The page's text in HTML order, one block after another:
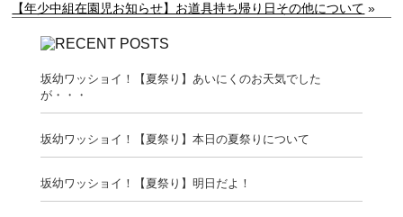
【年少中組在園児お知らせ】お道具持ち帰り日その他について »
坂幼ワッショイ！【夏祭り】あいにくのお天気でした
が・・・
坂幼ワッショイ！【夏祭り】本日の夏祭りについて
坂幼ワッショイ！【夏祭り】明日だよ！